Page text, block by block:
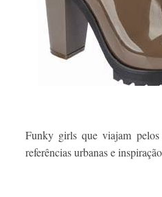
Funky girls que viajam
referências urbanas e